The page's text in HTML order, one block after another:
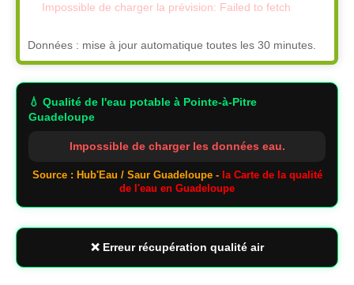
Impossible de charger la prévision: Failed to fetch
Données : mise à jour automatique toutes les 30 minutes.
💧 Qualité de l'eau potable à Pointe-à-Pitre
Guadeloupe
Impossible de charger les données eau.
Source : Hub'Eau / Saur Guadeloupe - la Carte de la qualité
de l'eau en Guadeloupe
❌ Erreur récupération qualité air